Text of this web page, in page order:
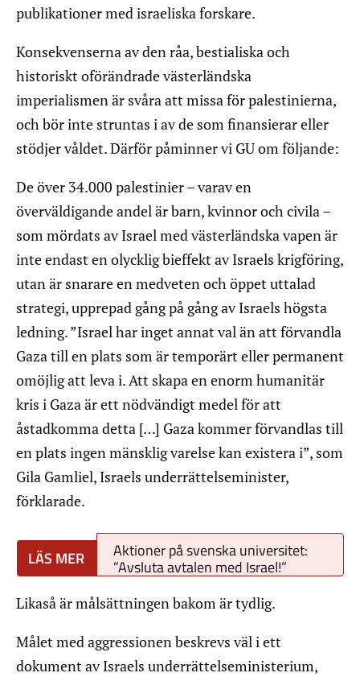
publikationer med israeliska forskare.
Konsekvenserna av den råa, bestialiska och
historiskt oförändrade västerländska
imperialismen är svåra att missa för palestinierna,
och bör inte struntas i av de som finansierar eller
stödjer våldet. Därför påminner vi GU om följande:
De över 34.000 palestinier – varav en
överväldigande andel är barn, kvinnor och civila –
som mördats av Israel med västerländska vapen är
inte endast en olycklig bieffekt av Israels krigföring,
utan är snarare en medveten och öppet uttalad
strategi, upprepad gång på gång av Israels högsta
ledning. ”Israel har inget annat val än att förvandla
Gaza till en plats som är temporärt eller permanent
omöjlig att leva i. Att skapa en enorm humanitär
kris i Gaza är ett nödvändigt medel för att
åstadkomma detta […] Gaza kommer förvandlas till
en plats ingen mänsklig varelse kan existera i”, som
Gila Gamliel, Israels underrättelseminister,
förklarade.
Aktioner på svenska universitet:
”Avsluta avtalen med Israel!”
Likaså är målsättningen bakom är tydlig.
Målet med aggressionen beskrevs väl i ett
dokument av Israels underrättelseministerium,